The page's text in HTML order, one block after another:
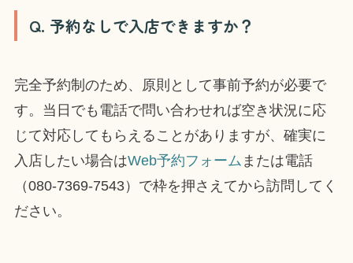
Q. 予約なしで入店できますか？
完全予約制のため、原則として事前予約が必要で
す。当日でも電話で問い合わせれば空き状況に応
じて対応してもらえることがありますが、確実に
入店したい場合はWeb予約フォーム または電話
（080-7369-7543）で枠を押さえてから訪問してく
ださい。